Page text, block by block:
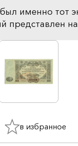
именно тот
представлен
в избранное